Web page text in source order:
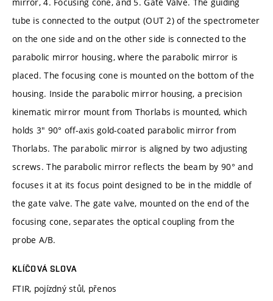
tube is connected to the output (OUT 2) of the spectrometer
on the one side and on the other side is connected to the
parabolic mirror housing, where the parabolic mirror is
placed. The focusing cone is mounted on the bottom of the
housing. Inside the parabolic mirror housing, a precision
kinematic mirror mount from Thorlabs is mounted, which
holds 3" 90° off-axis gold-coated parabolic mirror from
Thorlabs. The parabolic mirror is aligned by two adjusting
screws. The parabolic mirror reflects the beam by 90° and
focuses it at its focus point designed to be in the middle of
the gate valve. The gate valve, mounted on the end of the
focusing cone, separates the optical coupling from the
probe A/B.
KLÍČOVÁ SLOVA
FTIR, pojízdný stůl, přenos